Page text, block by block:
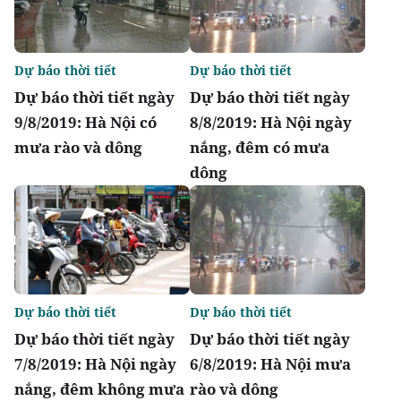
Dự báo thời tiết ngày
9/8/2019: Hà Nội có
mưa rào và dông
Dự báo thời tiết
Dự báo thời tiết ngày
8/8/2019: Hà Nội ngày
nắng, đêm có mưa
dông
Dự báo thời tiết
Dự báo thời tiết ngày
7/8/2019: Hà Nội ngày
nắng, đêm không mưa
Dự báo thời tiết
Dự báo thời tiết ngày
6/8/2019: Hà Nội mưa
rào và dông
Dự báo thời tiết